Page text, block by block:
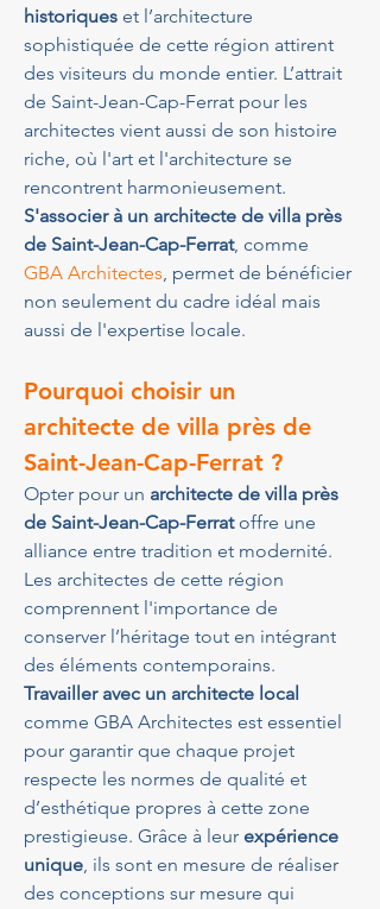
historiques et l’architecture
sophistiquée de cette région attirent
des visiteurs du monde entier. L’attrait
de Saint-Jean-Cap-Ferrat pour les
architectes vient aussi de son histoire
riche, où l'art et l'architecture se
rencontrent harmonieusement.
S'associer à un architecte de villa près
de Saint-Jean-Cap-Ferrat, comme
GBA Architectes, permet de bénéficier
non seulement du cadre idéal mais
aussi de l'expertise locale.
Pourquoi choisir un
architecte de villa près de
Saint-Jean-Cap-Ferrat ?
Opter pour un architecte de villa près
de Saint-Jean-Cap-Ferrat offre une
alliance entre tradition et modernité.
Les architectes de cette région
comprennent l'importance de
conserver l’héritage tout en intégrant
des éléments contemporains.
Travailler avec un architecte local
comme GBA Architectes est essentiel
pour garantir que chaque projet
respecte les normes de qualité et
d’esthétique propres à cette zone
prestigieuse. Grâce à leur expérience
unique, ils sont en mesure de réaliser
des conceptions sur mesure qui